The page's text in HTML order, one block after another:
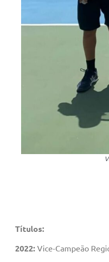
Títulos:
2022: Vice-Campeão